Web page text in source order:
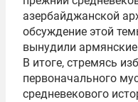
азербайджанской
обсуждение этой
вынудили
В итоге, стремясь
первоначального
средневекового